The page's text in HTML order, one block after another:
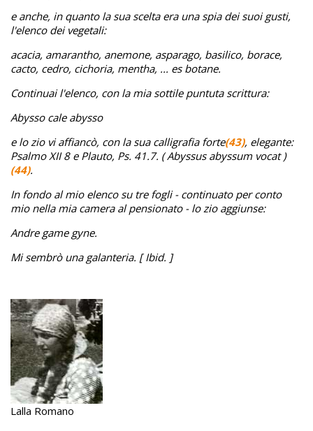
e anche, in quanto la sua scelta era una spia dei suoi gusti,
l'elenco dei vegetali:
acacia, amarantho, anemone, asparago, basilico, borace,
cacto, cedro, cichoria, mentha, ... es botane.
Continuai l'elenco, con la mia sottile puntuta scrittura:
Abysso cale abysso
e lo zio vi affiancò, con la sua calligrafia forte(43), elegante:
Psalmo XII 8 e Plauto, Ps. 41.7. ( Abyssus abyssum vocat )
(44).
In fondo al mio elenco su tre fogli - continuato per conto
mio nella mia camera al pensionato - lo zio aggiunse:
Andre game gyne.
Mi sembrò una galanteria. [ Ibid. ]
Lalla Romano